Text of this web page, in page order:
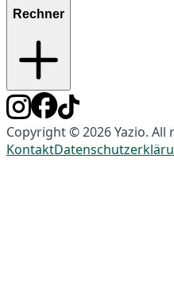
Rechner
Copyright © 2026 Yazio. All
Kontakt